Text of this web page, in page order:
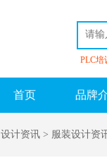
PLC培
首页 品牌
设计资讯 > 服装设计资